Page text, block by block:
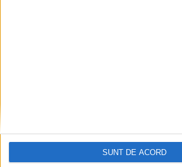
SUNT DE ACORD